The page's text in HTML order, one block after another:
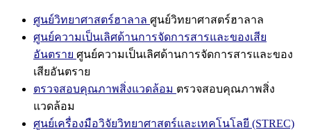
ศูนย์วิทยาศาสตร์ฮาลาล ศูนย์วิทยาศาสตร์ฮาลาล
ศูนย์ความเป็นเลิศด้านการจัดการสารและของเสีย
อันตราย ศูนย์ความเป็นเลิศด้านการจัดการสารและของ
เสียอันตราย
ตรวจสอบคุณภาพสิ่งแวดล้อม ตรวจสอบคุณภาพสิ่ง
แวดล้อม
ศูนย์เครื่องมือวิจัยวิทยาศาสตร์และเทคโนโลยี (STREC)